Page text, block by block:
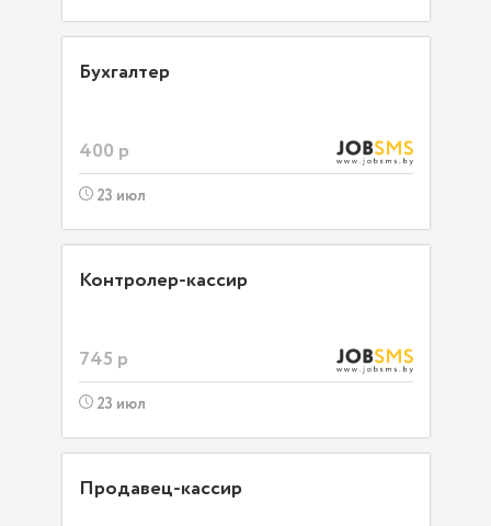
Бухгалтер
400 р
23 июл
Контролер-кассир
745 р
23 июл
Продавец-кассир